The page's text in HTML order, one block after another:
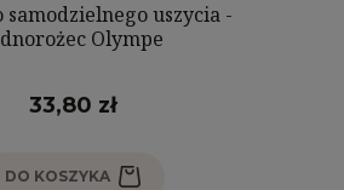
uszycia -
Olympe
33,80 zł
DO KOSZYKA